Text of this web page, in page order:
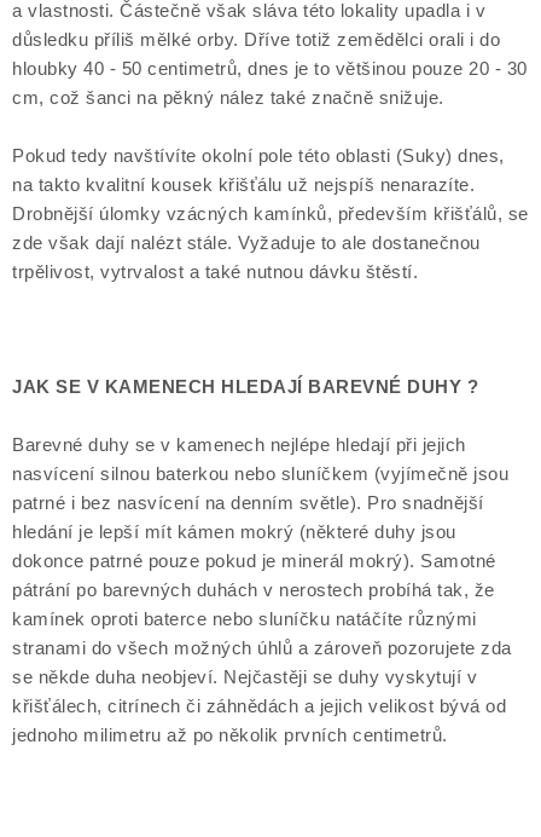
a vlastnosti. Částečně však sláva této lokality upadla i v
důsledku příliš mělké orby. Dříve totiž zemědělci orali i do
hloubky 40 - 50 centimetrů, dnes je to většinou pouze 20 - 30
cm, což šanci na pěkný nález také značně snižuje.
Pokud tedy navštívíte okolní pole této oblasti (Suky) dnes,
na takto kvalitní kousek křišťálu už nejspíš nenarazíte.
Drobnější úlomky vzácných kamínků, především křišťálů, se
zde však dají nalézt stále. Vyžaduje to ale dostanečnou
trpělivost, vytrvalost a také nutnou dávku štěstí.
JAK SE V KAMENECH HLEDAJÍ BAREVNÉ DUHY ?
Barevné duhy se v kamenech nejlépe hledají při jejich
nasvícení silnou baterkou nebo sluníčkem (vyjímečně jsou
patrné i bez nasvícení na denním světle). Pro snadnější
hledání je lepší mít kámen mokrý (některé duhy jsou
dokonce patrné pouze pokud je minerál mokrý). Samotné
pátrání po barevných duhách v nerostech probíhá tak, že
kamínek oproti baterce nebo sluníčku natáčíte různými
stranami do všech možných úhlů a zároveň pozorujete zda
se někde duha neobjeví. Nejčastěji se duhy vyskytují v
křišťálech, citrínech či záhnědách a jejich velikost bývá od
jednoho milimetru až po několik prvních centimetrů.